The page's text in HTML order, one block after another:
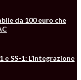
da 100 euro che
SS-1: L’Integrazione